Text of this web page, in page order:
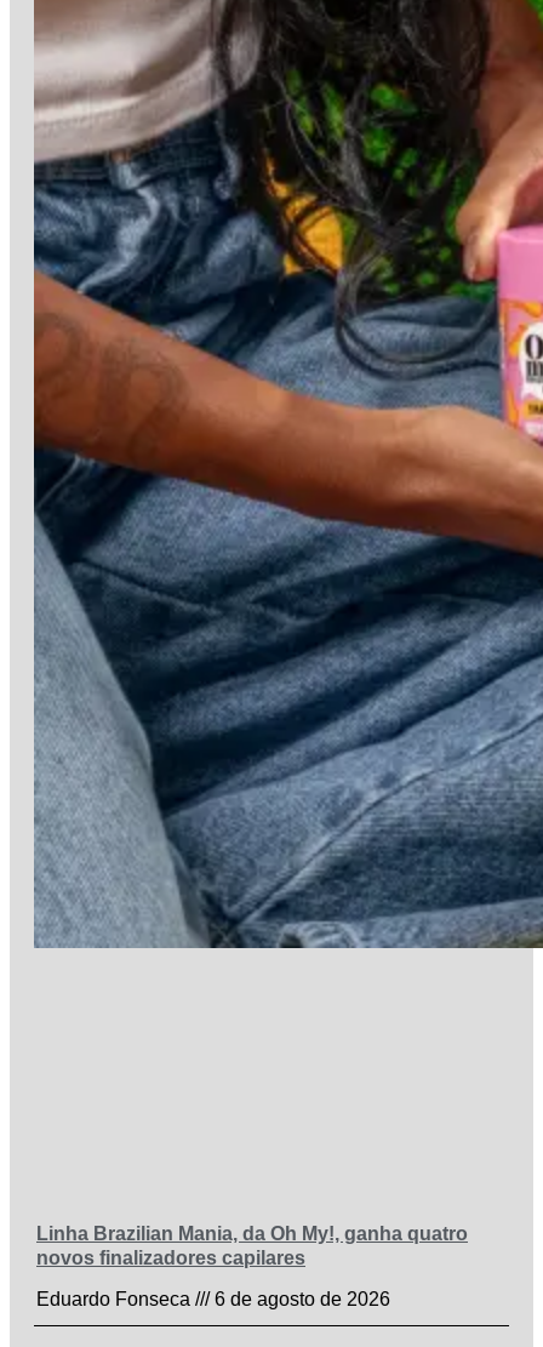
Linha Brazilian Mania, da Oh My!, ganha quatro
novos finalizadores capilares
Eduardo Fonseca
6 de agosto de 2026